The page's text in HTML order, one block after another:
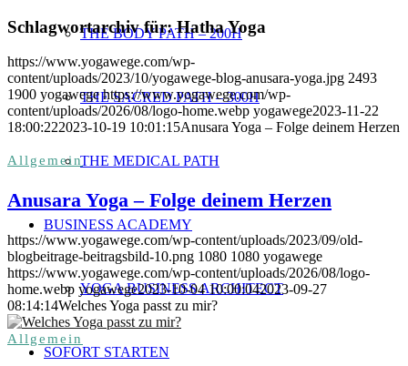
THE BODY PATH – 200H
THE SACRED PATH – 300H
THE MEDICAL PATH
BUSINESS ACADEMY
YOGA BUSINESS ARCHITECT
SOFORT STARTEN
Schlagwortarchiv für:Hatha Yoga
Allgemein
Anusara Yoga – Folge deinem Herzen
https://www.yogawege.com/wp-
content/uploads/2023/10/yogawege-blog-anusara-yoga.jpg 2493
1900 yogawege https://www.yogawege.com/wp-
content/uploads/2026/08/logo-home.webp yogawege2023-11-22
18:00:222023-10-19 10:01:15Anusara Yoga – Folge deinem Herzen
Allgemein
https://www.yogawege.com/wp-content/uploads/2023/09/old-
blogbeitrage-beitragsbild-10.png 1080 1080 yogawege
https://www.yogawege.com/wp-content/uploads/2026/08/logo-
home.webp yogawege2023-10-04 10:00:042023-09-27
08:14:14Welches Yoga passt zu mir?